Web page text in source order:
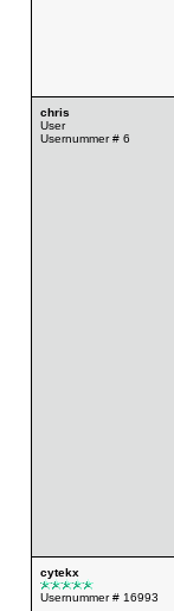
chris
User
Usernummer # 6
cytekx
Usernummer # 16993